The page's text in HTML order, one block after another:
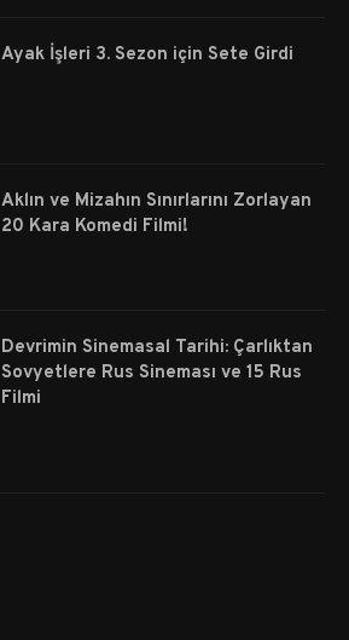
Ayak İşleri 3. Sezon için Sete Girdi
Aklın ve Mizahın Sınırlarını Zorlayan
20 Kara Komedi Filmi!
Devrimin Sinemasal Tarihi: Çarlıktan
Sovyetlere Rus Sineması ve 15 Rus
Filmi